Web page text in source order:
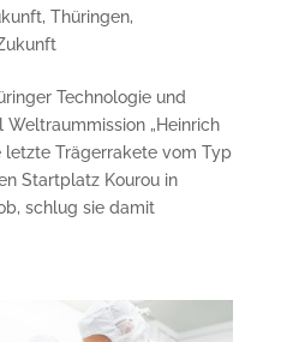
, Thüringen,
Technologie und
„Heinrich
letzte Trägerrakete vom Typ
Startplatz Kourou in
schlug sie damit